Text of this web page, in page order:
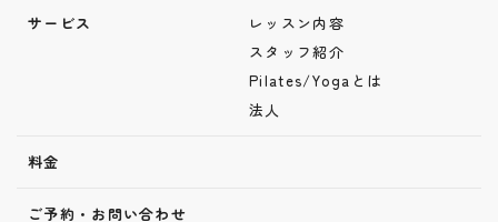
サービス
レッスン内容
スタッフ紹介
Pilates/Yogaとは
法人
料金
ご予約・お問い合わせ